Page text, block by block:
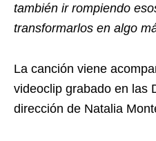
también ir rompiendo
transformarlos en algo
La canción viene
videoclip grabado en las
dirección de Natalia